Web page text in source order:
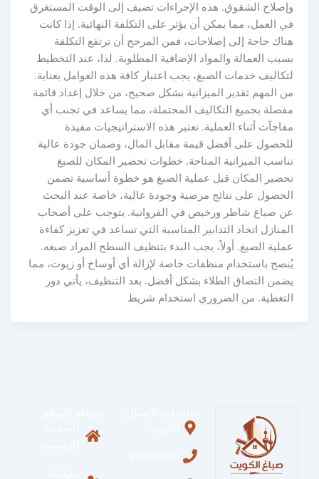
وإصلاح الشقوق. هذه الإجراءات تضيف إلى الوقت المستغرق
في العمل، مما يمكن أن يؤثر على التكلفة النهائية. إذا كانت
هناك حاجة إلى إصلاحات، فمن المرجح أن ترتفع التكلفة
بسبب العمالة والمواد الإضافية المطلوبة. لذا، عند التخطيط
لتكاليف خدمات الصبغ، يجب اعتبار كافة هذه العوامل بعناية.
من المهم تقدير الميزانية بشكل صحيح، من خلال إعداد قائمة
مفصلة بجميع التكاليف المحتملة، مما يساعد في تجنب أي
مفاجآت أثناء العملية. تعتبر هذه الاستراتيجيات مفيدة
للحصول على أفضل قيمة مقابل المال، وضمان جودة عالية
تناسب الميزانية المتاحة. خطوات تحضير المكان للصبغ
تحضير المكان قبل عملية الصبغ هو خطوة أساسية تضمن
الحصول على نتائج مرضية وجودة عالية، خاصة عند البحث
عن صباغ شاطر ورخيص في الفروانية. يتوجب على أصحاب
المنازل اتخاذ التدابير المناسبة التي تساعد في تعزيز كفاءة
عملية الصبغ. أولاً، يجب البدء بتنظيف السطح المراد صبغه.
يُنصح باستخدام منظفات خاصة لإزالة أي أوساخ أو زيوت، مما
يضمن التصاق الطلاء بشكل أفضل. بعد التنظيف، يأتي دور
التغطية. من الضروري استخدام شريط